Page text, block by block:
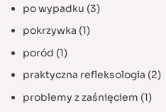
po wypadku (3)
pokrzywka (1)
poród (1)
praktyczna refleksologia (2)
problemy z zaśnięciem (1)